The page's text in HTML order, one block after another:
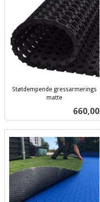
Støtdempende gressarmerings
matte
Pris
660,00